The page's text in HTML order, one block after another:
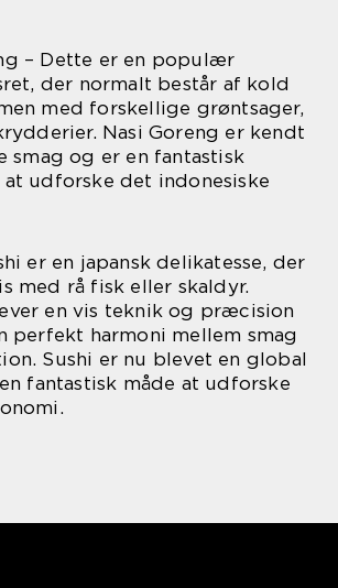
– Dette er en populær
der normalt består af kold
med forskellige grøntsager,
Nasi Goreng er kendt
smag og er en fantastisk
udforske det indonesiske
er en japansk delikatesse, der
med rå fisk eller skaldyr.
en vis teknik og præcision
perfekt harmoni mellem smag
Sushi er nu blevet en global
fantastisk måde at udforske